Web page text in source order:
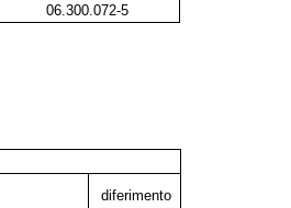
06.300.072-5
diferimento